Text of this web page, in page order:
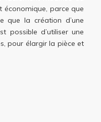
économique, parce que
que la création d’une
possible d’utiliser une
pour élargir la pièce et